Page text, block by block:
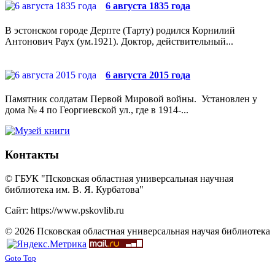
6 августа 1835 года
В эстонском городе Дерпте (Тарту) родился Корнилий
Антонович Раух (ум.1921). Доктор, действительный...
6 августа 2015 года
Памятник солдатам Первой Мировой войны. Установлен у
дома № 4 по Георгиевской ул., где в 1914-...
Контакты
© ГБУК "Псковская областная универсальная научная
библиотека им. В. Я. Курбатова"
Сайт: https://www.pskovlib.ru
© 2026 Псковская областная универсальная научая библиотека
Goto Top